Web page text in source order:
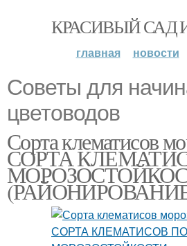
КРАСИВЫЙ САД
главная новости
Советы для
цветоводов
Сорта клематисов
СОРТА